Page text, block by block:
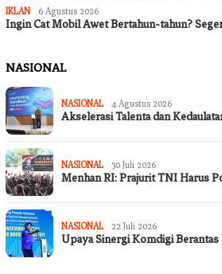
IKLAN 6 Agustus 2026
Ingin Cat Mobil Awet Bertahun-tahun?
NASIONAL
NASIONAL 4 Agustus 2026
Akselerasi Talenta dan
NASIONAL 30 Juli 2026
Menhan RI: Prajurit TNI Harus
NASIONAL 22 Juli 2026
Upaya Sinergi Komdigi Berantas